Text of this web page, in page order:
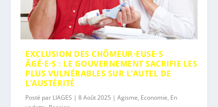
EXCLUSION DES CHÔMEUR·EUSE·S
ÂGÉ·E·S : LE GOUVERNEMENT SACRIFIE LES
PLUS VULNÉRABLES SUR L’AUTEL DE
L’AUSTÉRITÉ
Posté par LIAGES |8 Août 2025 |Agisme, Economie, En